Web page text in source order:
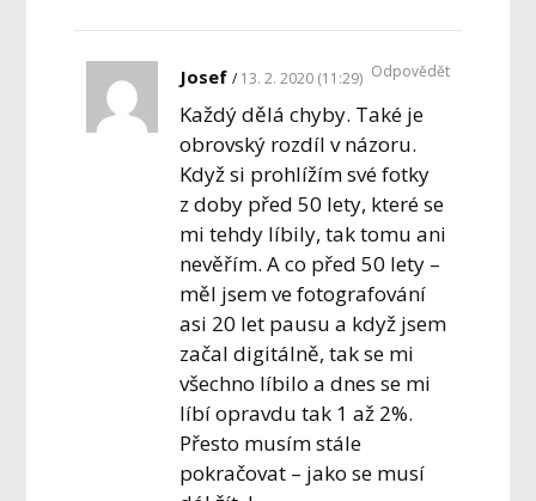
Josef 13. 2. 2020 (11:29)
Každý dělá chyby. Také je
obrovský rozdíl v názoru.
Když si prohlížím své fotky
z doby před 50 lety, které se
mi tehdy líbily, tak tomu ani
nevěřím. A co před 50 lety –
měl jsem ve fotografování
asi 20 let pausu a když jsem
začal digitálně, tak se mi
všechno líbilo a dnes se mi
líbí opravdu tak 1 až 2%.
Přesto musím stále
pokračovat – jako se musí
Odpovědět